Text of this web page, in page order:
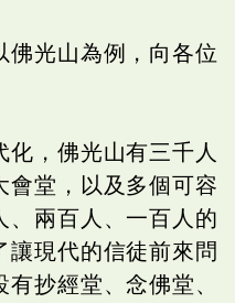
佛光山為例，向各位
，佛光山有三千人
會堂，以及多個可容
、兩百人、一百人的
讓現代的信徒前來問
抄經堂、念佛堂、